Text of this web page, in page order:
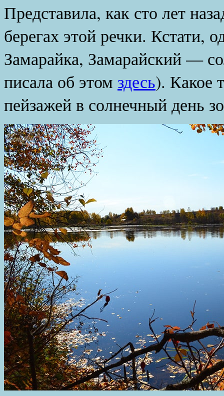
Представила, как сто лет
берегах этой речки. Кстати,
Замарайка, Замарайский —
писала об этом здесь). Какое
пейзажей в солнечный день